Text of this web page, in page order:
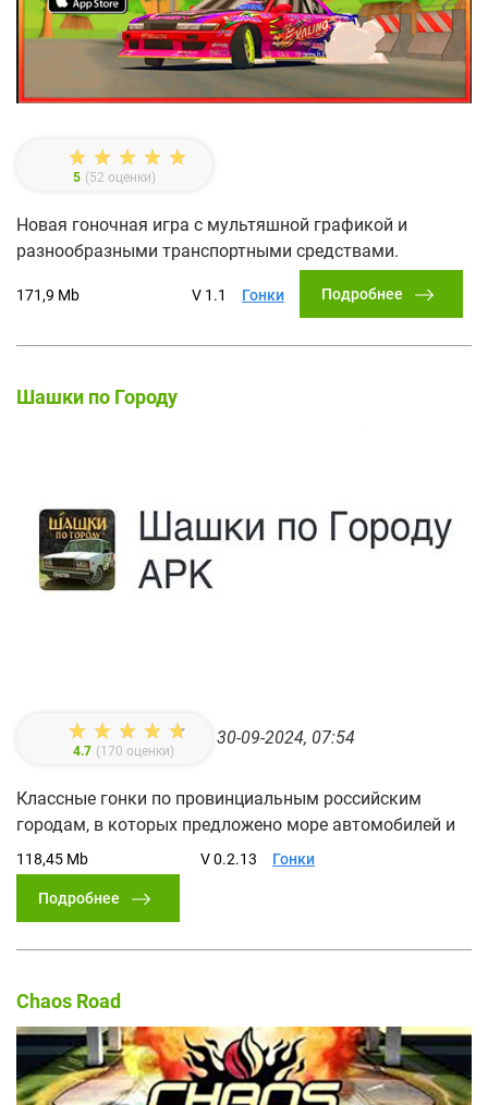
5 (52 оценки)
Новая гоночная игра с мультяшной графикой и
разнообразными транспортными средствами.
171,9 Mb V 1.1 Гонки Подробнее
Шашки по Городу
4.7 (170 оценки)
30-09-2024, 07:54
Классные гонки по провинциальным российским
городам, в которых предложено море автомобилей и
118,45 Mb V 0.2.13 Гонки
Подробнее
Chaos Road